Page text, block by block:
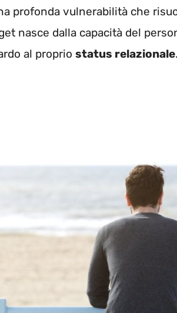
profonda vulnerabilità che
nasce dalla capacità del
al proprio status relazionale.